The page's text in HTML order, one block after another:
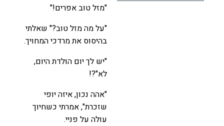
"מזל טוב אפרים!"
"על מה מזל טוב?" שאלתי
בהיסוס את מרדכי המחויך.
"יש לך יום הולדת היום,
לא"?!
"אהה נכון, איזה יופי
שזכרת", אמרתי כשחיוך
עולה על פניי.